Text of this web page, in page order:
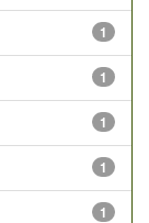
1
1
1
1
1